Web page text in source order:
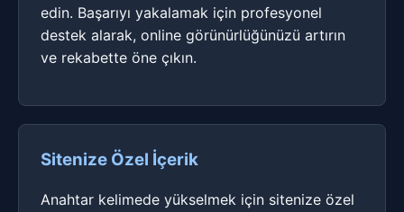
edin. Başarıyı yakalamak için profesyonel
destek alarak, online görünürlüğünüzü artırın
ve rekabette öne çıkın.
Sitenize Özel İçerik
Anahtar kelimede yükselmek için sitenize özel